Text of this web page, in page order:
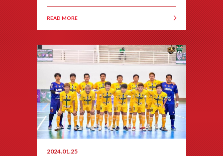
READ MORE
2024.01.25